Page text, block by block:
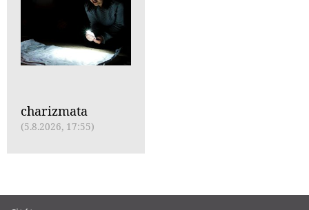
charizmata
(5.8.2026, 17:55)